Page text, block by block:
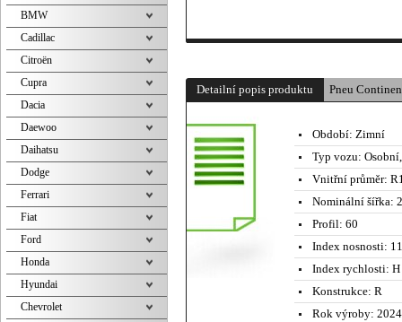
Detailní popis produktu Pneu
Období: Zimní
Typ vozu:
Vnitřní průměr:
Nominální šířka:
Profil: 60
Index nosnosti:
Index rychlosti:
Konstrukce: R
Rok výroby:
BMW
Cadillac
Citroën
Cupra
Dacia
Daewoo
Daihatsu
Dodge
Ferrari
Fiat
Ford
Honda
Hyundai
Chevrolet